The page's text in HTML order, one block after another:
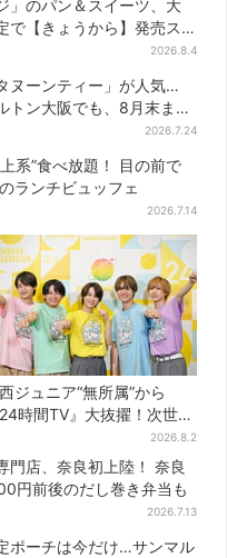
」のパン＆スイーツ、大
で【きょうから】発売ス
2026.8.4
ヌーンティー」が人気…
トン大阪でも、8月末まで
2026.7.24
系”食べ放題！ 目の前で
ランチビュッフェ
2026.7.14
ジュニア“無所属”から
24時間TV』大抜擢！次世代
ターと期待「まさか僕
」
2026.8.2
門店、奈良初上陸！ 奈良
円前後のだし巻き弁当も
2026.7.13
ポーチは今だけ…サンマル